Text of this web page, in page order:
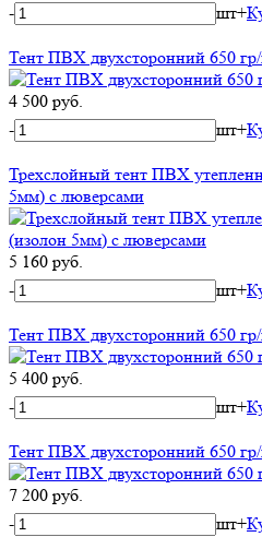
-
шт+
Тент ПВХ двухсторонний 650
4 500 руб.
-
шт+
Трехслойный тент ПВХ
5мм) с люверсами
5 160 руб.
-
шт+
Тент ПВХ двухсторонний 650
5 400 руб.
-
шт+
Тент ПВХ двухсторонний 650
7 200 руб.
-
шт+